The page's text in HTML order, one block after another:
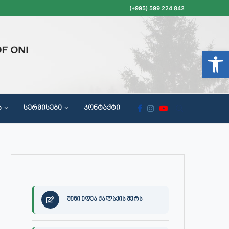
(+995) 599 224 842
ᲡᲔᲠᲕᲘᲡᲔᲑᲘ ᲙᲝᲜᲢᲐᲥᲢᲘ
შენი იდეა ქალაქის მერს